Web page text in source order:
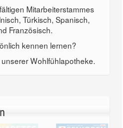
Mitarbeiterstammes
Türkisch, Spanisch,
Französisch.
kennen lernen?
Wohlfühlapotheke.